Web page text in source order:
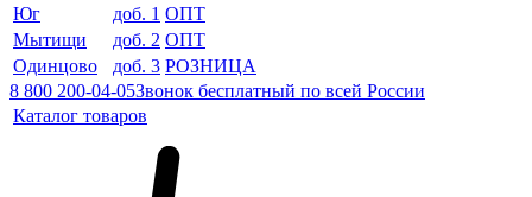
Юг
доб. 1 ОПТ
Мытищи
доб. 2 ОПТ
Одинцово
доб. 3 РОЗНИЦА
8 800 200-04-05Звонок бесплатный по всей России
Каталог товаров